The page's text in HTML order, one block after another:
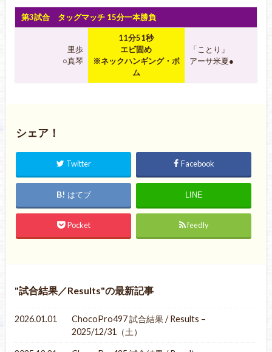
第3試合 タッグマッチ 15分一本勝負
里歩
○真琴
11分51秒
エビ固め
※ネックハンギング・ボ
ム
「ことり」
アーサ米夏●
シェア！
Twitter Facebook
はてブ LINE
Pocket feedly
試合結果／Results の最新記事
2026.01.01
ChocoPro497 試合結果 / Results –
2025/12/31（土）